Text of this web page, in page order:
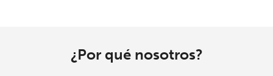
Iniciar Sesión
¿Por qué nosotros?